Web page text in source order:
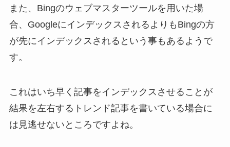
また、Bingのウェブマスターツールを用いた場
合、GoogleにインデックスされるよりもBingの方
が先にインデックスされるという事もあるようで
す。
これはいち早く記事をインデックスさせることが
結果を左右するトレンド記事を書いている場合に
は見逃せないところですよね。